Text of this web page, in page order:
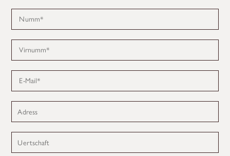
Numm*
Virnumm*
E-Mail*
Adress
Uertschaft